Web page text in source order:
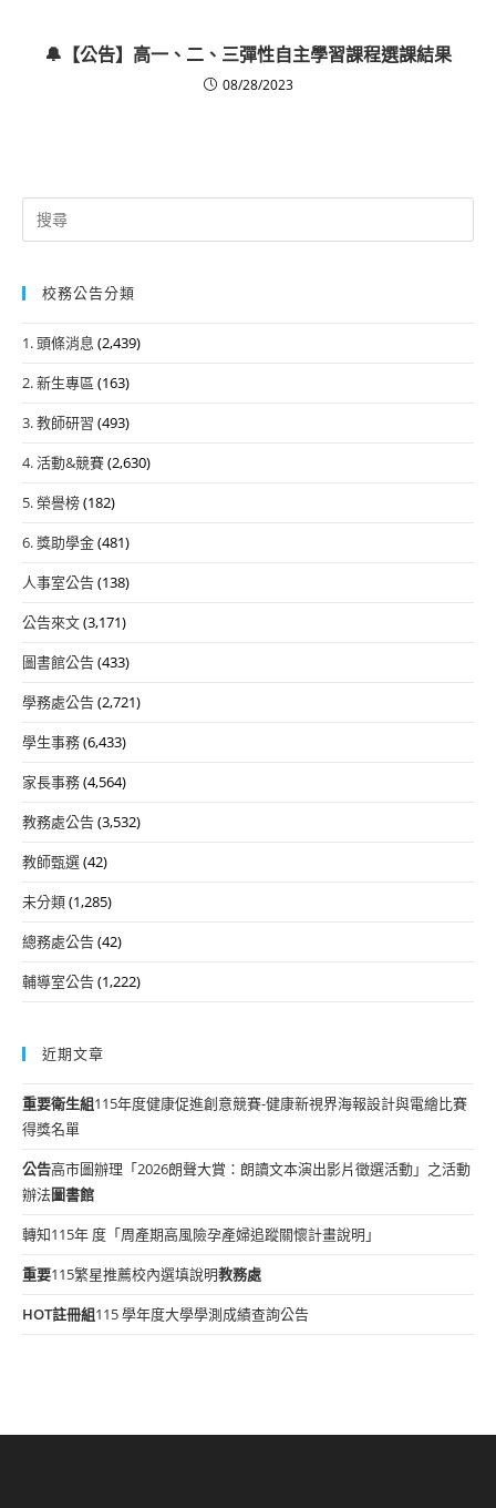
🔔【公告】高一、二、三彈性自主學習課程選課結果
08/28/2023
Search
for:
校務公告分類
1. 頭條消息 (2,439)
2. 新生專區 (163)
3. 教師研習 (493)
4. 活動&競賽(2,630)
5. 榮譽榜(182)
6. 獎助學金(481)
人事室公告(138)
公告來文(3,171)
圖書館公告(433)
學務處公告(2,721)
學生事務(6,433)
家長事務(4,564)
教務處公告(3,532)
教師甄選(42)
未分類(1,285)
總務處公告(42)
輔導室公告(1,222)
近期文章
重要衛生組115年度健康促進創意競賽-健康新視界海報設計與電繪比賽
得獎名單
公告高市圖辦理「2026朗聲大賞：朗讀文本演出影片徵選活動」之活動
辦法圖書館
轉知115年 度「周產期高風險孕產婦追蹤關懷計畫說明」
重要115繁星推薦校內選填說明教務處
HOT註冊組115 學年度大學學測成績查詢公告